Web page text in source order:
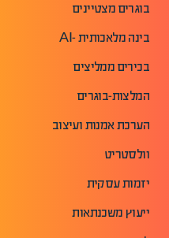
בוגרים מצטיינים
בינה מלאכותית -AI
בכירים ממליצים
המלצות-בוגרים
הערכת אמנות ועיצוב
וולסטריט
יזמות עסקית
ייעוץ משכנתאות